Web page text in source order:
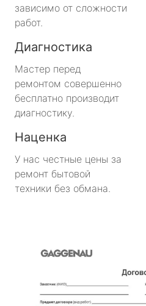
зависимо от сложности
работ.
Диагностика
Мастер перед
ремонтом совершенно
бесплатно производит
диагностику.
Наценка
У нас честные цены за
ремонт бытовой
техники без обмана.